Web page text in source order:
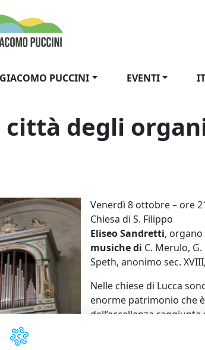
GIACOMO PUCCINI EVENTI
città degli
Lucca città degli organi -
Venerdì 8 ottobre – ore
Chiesa di S. Filippo
Eliseo Sandretti, organo
musiche di C. Merulo, G.
Speth, anonimo sec.
Nelle chiese di Lucca
enorme patrimonio che
dell’eccellenza